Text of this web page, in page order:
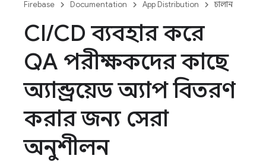
Firebase Documentation App Distribution চালান
CI/CD ব্যবহার করে
QA পরীক্ষকদের কাছে
অ্যান্ড্রয়েড অ্যাপ বিতরণ
করার জন্য সেরা
অনুশীলন